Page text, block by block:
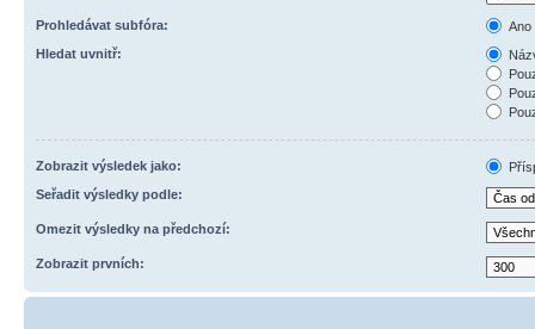
Prohledávat subfóra:
Ano
Hledat uvnitř:
Zobrazit výsledek jako:
Seřadit výsledky podle:
Omezit výsledky na předchozí:
Zobrazit prvních: